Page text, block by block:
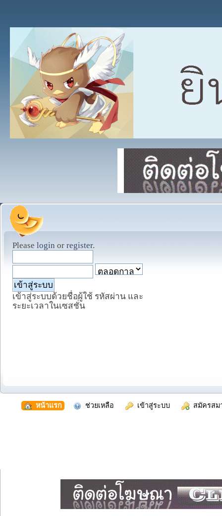
Please login or register.
เข้าสู่ระบบด้วยชื่อผู้ใช้ รหัสผ่าน และ
ระยะเวลาในเซสชั่น
หน้าแรก ช่วยเหลือ เข้าสู่ระบบ สมัครสม